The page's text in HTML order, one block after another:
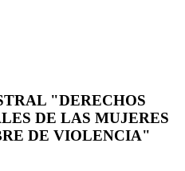
"DERECHOS
DE LAS MUJERES
DE VIOLENCIA"